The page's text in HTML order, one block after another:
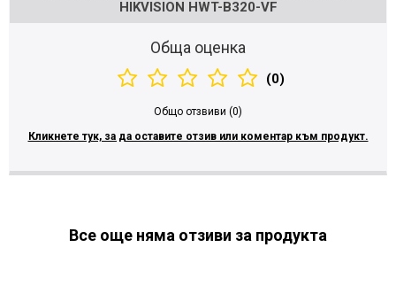
HIKVISION HWT-B320-VF
Обща оценка
(0)
Общо отзвиви (0)
Кликнете тук, за да оставите отзив или коментар към продукт.
Все още няма отзиви за продукта